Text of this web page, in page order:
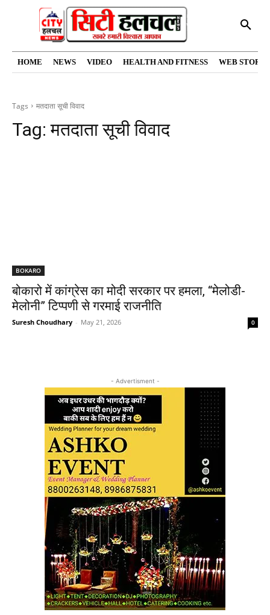
HOME NEWS VIDEO HEALTH AND FITNESS WEB
Tags मतदाता सूची विवाद
Tag:मतदाता सूची विवाद
BOKARO
बोकारो में कांग्रेस का मोदी सरकार पर हमला, “मेलोडी-
मेलोनी” टिप्पणी से गरमाई राजनीति
Suresh Choudhary - May 21, 2026 0
- Advertisment -